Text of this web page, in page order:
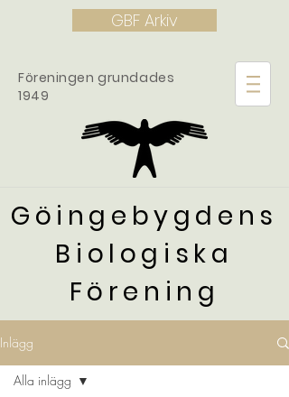
GBF Arkiv
Föreningen grundades
1949
Göingebygdens
Biologiska
Förening
Inlägg
Alla inlägg